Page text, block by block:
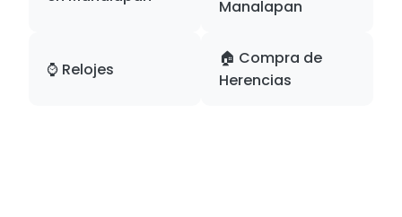
Manalapan
⌚ Relojes
🏠 Compra de
Herencias